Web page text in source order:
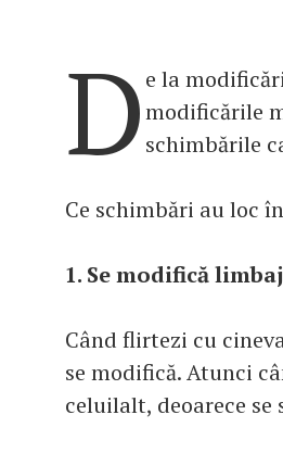
D e la
modificările
schimbările
Ce schimbări au loc
1. Se modifică
Când flirtezi cu
se modifică. Atunci
celuilalt, deoarece